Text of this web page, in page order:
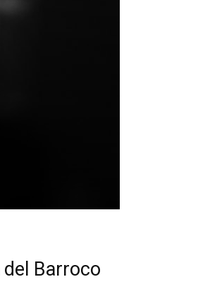
Barroco